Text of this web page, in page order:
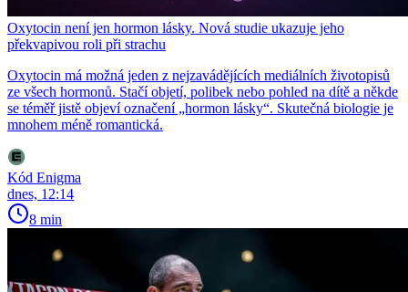
Oxytocin není jen hormon lásky. Nová studie ukazuje jeho
překvapivou roli při strachu
Oxytocin má možná jeden z nejzavádějících mediálních životopisů
ze všech hormonů. Stačí objetí, polibek nebo pohled na dítě a někde
se téměř jistě objeví označení „hormon lásky“. Skutečná biologie je
mnohem méně romantická.
Kód Enigma
dnes, 12:14
8 min